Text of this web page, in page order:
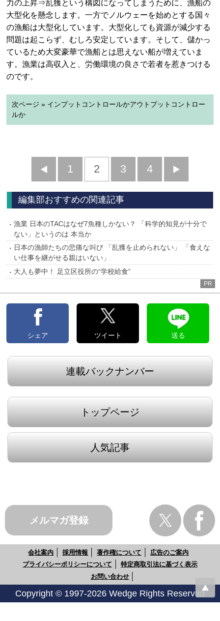
力の上昇⇒乱獲という構図になってしまうために、漁船の
大型化を懸念します。一方でノルウェーを始めとする国々
の漁船は大型化しています。大型化しても資源が減少する
問題は起こらず、むしろ安定しています。そして、儲かっ
ているため大変豪華で漁船とは思えない船が増えていま
す。漁業は高収入と、労働環境の良さで若者を惹きつける
のです。
次ページ » インプットコントロールかアウトプットコントロー
ルか
前
へ
1 2 3 4
へ
編集部おすすめの関連記事
漁業 日本のTACはなぜ7魚種しかない？ 「科学的知見が十分で
ない」というのは 本当か
日本の漁師たちの悲痛な叫び 「乱獲を止められない」 「食えな
い仕事を継がせる親はいない」
大人も夢中！ 足立区役所の“学校給食”
PR
シェア ツイート 送る
連載バックナンバー
トップページ
人気記事
メルマガ登録
会社案内 採用情報 著作権について
広告のご案内
プライバシーポリシーについて
特定商取引法に基づく表示
お問い合わせ
Copyright © 1997-2026 Wedge Rights Reserved